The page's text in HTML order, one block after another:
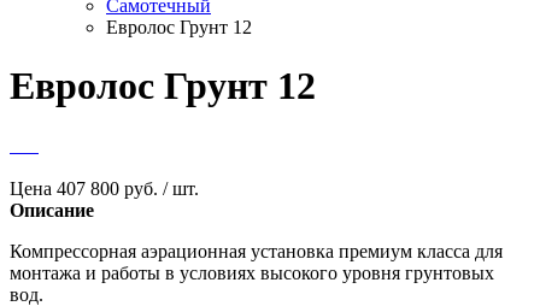
Самотечный
Евролос Грунт 12
Евролос Грунт 12
Цена 407 800 руб. / шт.
Описание
Компрессорная аэрационная установка премиум класса для
монтажа и работы в условиях высокого уровня грунтовых
вод.